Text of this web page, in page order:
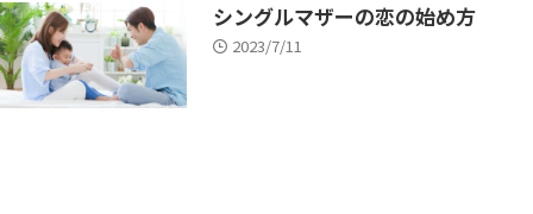
シングルマザーの恋の始め方
2023/7/11